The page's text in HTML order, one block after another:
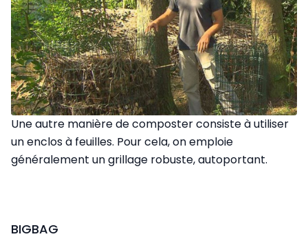
Une autre manière de composter consiste à utiliser
un enclos à feuilles. Pour cela, on emploie
généralement un grillage robuste, autoportant.
BIGBAG